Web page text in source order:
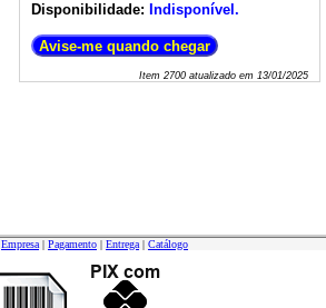
Disponibilidade: Indisponível.
Item 2700atualizado em 13/01/2025
Empresa | Pagamento | Entrega | Catálogo